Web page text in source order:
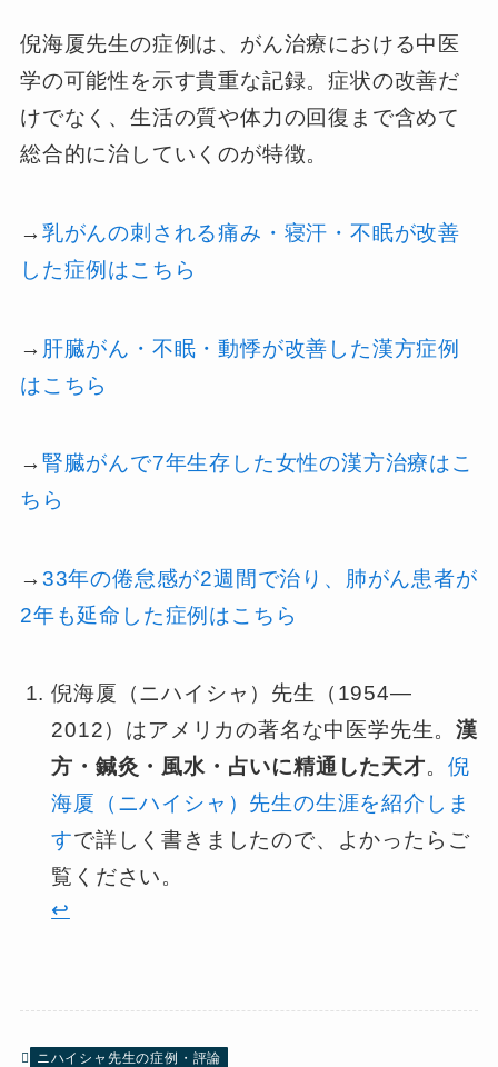
倪海厦先生の症例は、がん治療における中医
学の可能性を示す貴重な記録。症状の改善だ
けでなく、生活の質や体力の回復まで含めて
総合的に治していくのが特徴。
→ 乳がんの刺される痛み・寝汗・不眠が改善
した症例はこちら
→ 肝臓がん・不眠・動悸が改善した漢方症例
はこちら
→ 腎臓がんで7年生存した女性の漢方治療はこ
ちら
→ 33年の倦怠感が2週間で治り、肺がん患者が
2年も延命した症例はこちら
倪海厦（ニハイシャ）先生（1954—
2012）はアメリカの著名な中医学先生。漢
方・鍼灸・風水・占いに精通した天才。 倪
海厦（ニハイシャ）先生の生涯を紹介しま
すで詳しく書きましたので、よかったらご
覧ください。
↩︎
ニハイシャ先生の症例・評論